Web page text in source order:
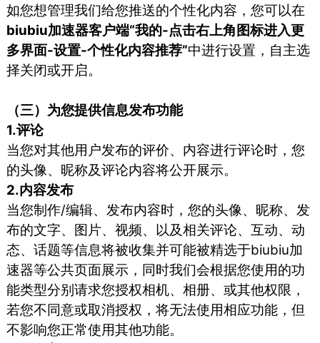
如您想管理我们给您推送的个性化内容，您可以在
biubiu加速器客户端“我的-点击右上角图标进入更
多界面-设置-个性化内容推荐”中进行设置，自主选
择关闭或开启。
（三）为您提供信息发布功能
1.评论
当您对其他用户发布的评价、内容进行评论时，您
的头像、昵称及评论内容将公开展示。
2.内容发布
当您制作/编辑、发布内容时，您的头像、昵称、发
布的文字、图片、视频、以及相关评论、互动、动
态、话题等信息将被收集并可能被精选于biubiu加
速器等公共页面展示，同时我们会根据您使用的功
能类型分别请求您授权相机、相册、或其他权限，
若您不同意或取消授权，将无法使用相应功能，但
不影响您正常使用其他功能。